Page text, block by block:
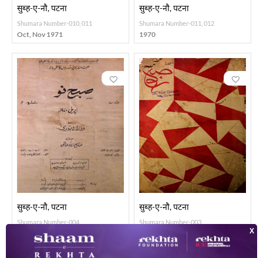
सुब्ह-ए-नौ, पटना
Shumara Number-010, 011
Oct, Nov 1971
सुब्ह-ए-नौ, पटना
Shumara Number-011, 012
1970
सुब्ह-ए-नौ, पटना
Shumara Number-004
Apr 1970
सुब्ह-ए-नौ, पटना
Shumara Number-003
Mar 1970